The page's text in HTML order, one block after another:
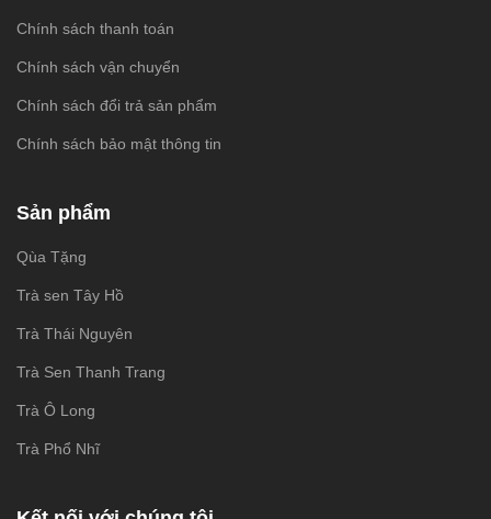
Chính sách thanh toán
Chính sách vận chuyển
Chính sách đổi trả sản phẩm
Chính sách bảo mật thông tin
Sản phẩm
Qùa Tặng
Trà sen Tây Hồ
Trà Thái Nguyên
Trà Sen Thanh Trang
Trà Ô Long
Trà Phổ Nhĩ